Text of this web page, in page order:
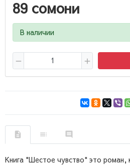
89 сомони
В наличии
Книга "Шестое чувство" это